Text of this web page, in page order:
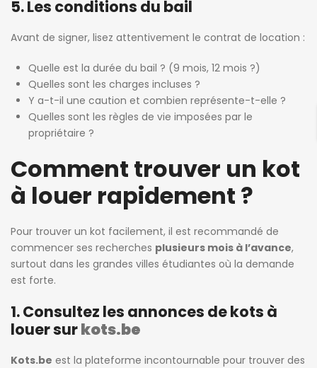
5. Les conditions du bail
Avant de signer, lisez attentivement le contrat de location :
Quelle est la durée du bail ? (9 mois, 12 mois ?)
Quelles sont les charges incluses ?
Y a-t-il une caution et combien représente-t-elle ?
Quelles sont les règles de vie imposées par le
propriétaire ?
Comment trouver un kot
à louer rapidement ?
Pour trouver un kot facilement, il est recommandé de
commencer ses recherches plusieurs mois à l’avance,
surtout dans les grandes villes étudiantes où la demande
est forte.
1. Consultez les annonces de kots à
louer surkots.be
Kots.be est la plateforme incontournable pour trouver des